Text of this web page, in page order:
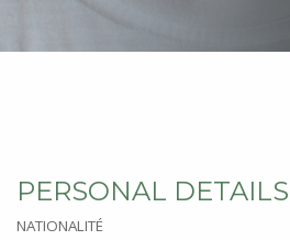
PERSONAL DETAILS
NATIONALITÉ